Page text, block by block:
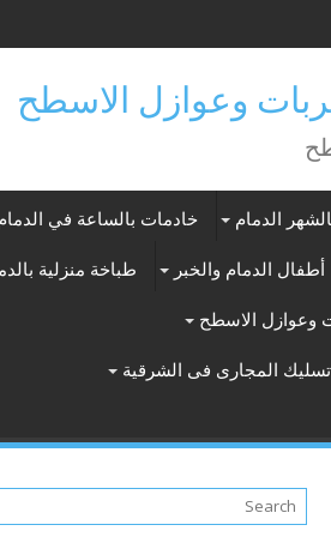
وعوازل الاسطح
الدمام خادمات بالساعة في
الدمام والخبر طباخة منزلية
وعوازل الاسطح
المجارى فى الشرقية